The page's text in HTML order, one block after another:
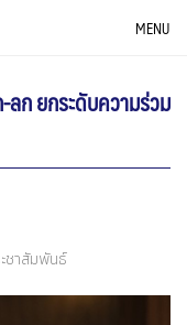
MENU
ลก ยกระดับความร่วม
ชาสัมพันธ์